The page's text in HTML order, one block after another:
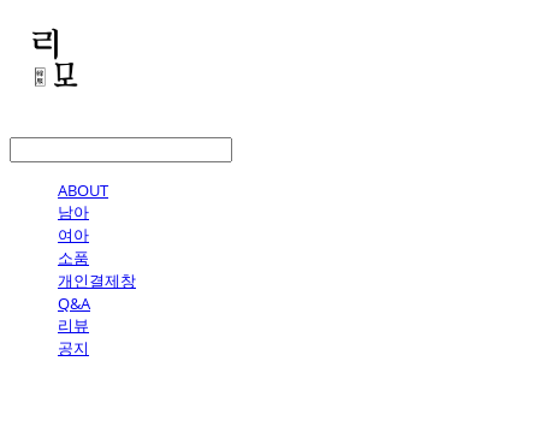
ABOUT
남아
여아
소품
개인결제창
Q&A
리뷰
공지